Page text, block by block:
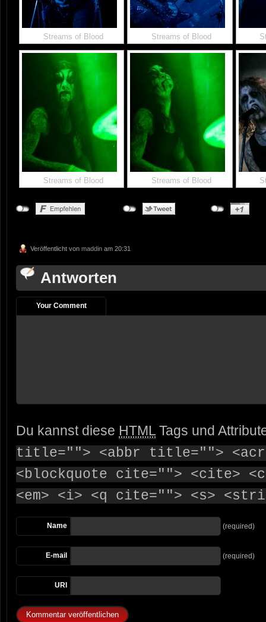
Streams of Blood Streams of Blood
Streams of Blood Streams of Blood
Veröffentlicht von maddin am 20:31
Antworten
Your Comment
Du kannst diese HTML Tags und
title=""> <abbr title="">
<blockquote cite=""> <cite>
<em> <i> <q cite=""> <s>
Name (required)
E-mail (required)
URI